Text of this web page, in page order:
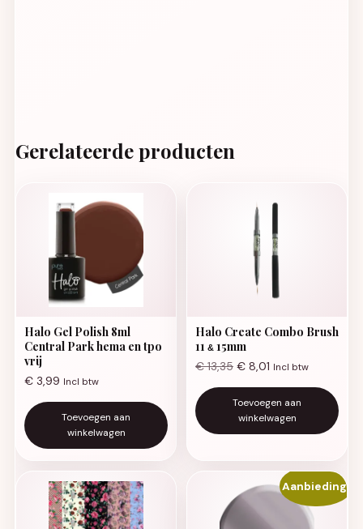
Gerelateerde producten
Halo Gel Polish 8ml
Central Park hema en tpo
vrij
€ 3,99 Incl btw
Toevoegen aan
winkelwagen
Halo Create Combo Brush
11 & 15mm
€13,35 € 8,01 Incl btw
Toevoegen aan
winkelwagen
Aanbieding!